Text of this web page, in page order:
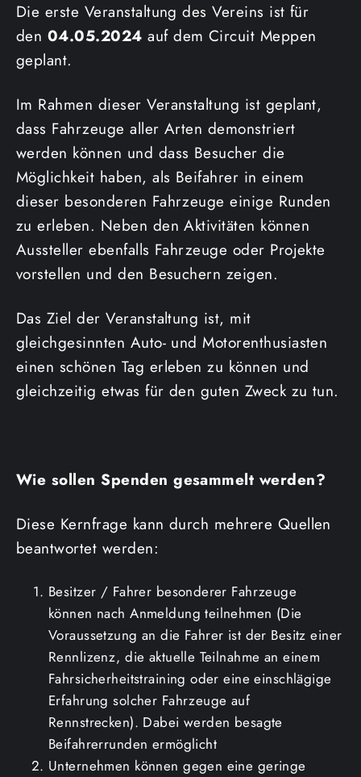
Die erste Veranstaltung des Vereins ist für
den 04.05.2024auf dem Circuit Meppen
geplant.
Im Rahmen dieser Veranstaltung ist geplant,
dass Fahrzeuge aller Arten demonstriert
werden können und dass Besucher die
Möglichkeit haben, als Beifahrer in einem
dieser besonderen Fahrzeuge einige Runden
zu erleben. Neben den Aktivitäten können
Aussteller ebenfalls Fahrzeuge oder Projekte
vorstellen und den Besuchern zeigen.
Das Ziel der Veranstaltung ist, mit
gleichgesinnten Auto- und Motorenthusiasten
einen schönen Tag erleben zu können und
gleichzeitig etwas für den guten Zweck zu tun.
Wie sollen Spenden gesammelt werden?
Diese Kernfrage kann durch mehrere Quellen
beantwortet werden:
Besitzer / Fahrer besonderer Fahrzeuge
können nach Anmeldung teilnehmen (Die
Voraussetzung an die Fahrer ist der Besitz einer
Rennlizenz, die aktuelle Teilnahme an einem
Fahrsicherheitstraining oder eine einschlägige
Erfahrung solcher Fahrzeuge auf
Rennstrecken). Dabei werden besagte
Beifahrerrunden ermöglicht
Unternehmen können gegen eine geringe